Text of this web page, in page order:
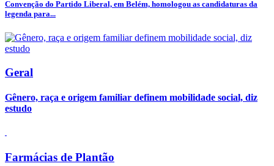
Convenção do Partido Liberal, em Belém, homologou as candidaturas da
legenda para...
Geral
Gênero, raça e origem familiar definem mobilidade social, diz
estudo
Farmácias de Plantão